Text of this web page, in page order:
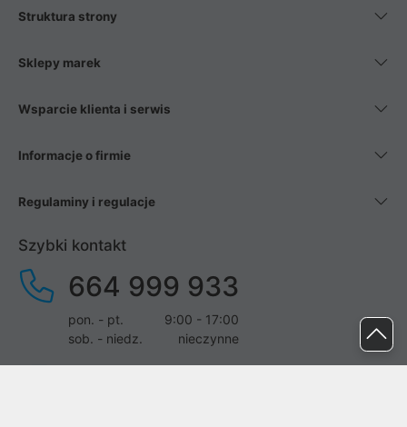
Struktura strony
Sklepy marek
Wsparcie klienta i serwis
Informacje o firmie
Regulaminy i regulacje
Szybki kontakt
664 999 933
pon. - pt.
9:00 - 17:00
sob. - niedz.
nieczynne